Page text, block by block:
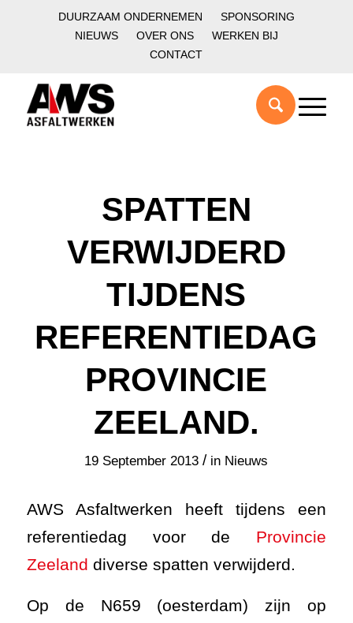
DUURZAAM ONDERNEMEN
SPONSORING
NIEUWS
OVER ONS
WERKEN BIJ
CONTACT
SPATTEN
VERWIJDERD
TIJDENS
REFERENTIEDAG
PROVINCIE
ZEELAND.
19 September 2013 / in Nieuws
AWS Asfaltwerken heeft tijdens een
referentiedag voor de Provincie
Zeeland diverse spatten verwijderd.
Op de N659 (oesterdam) zijn op